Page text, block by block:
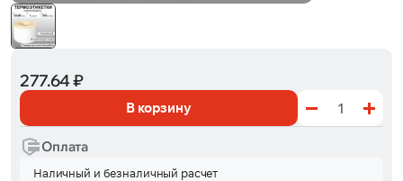
277.64 ₽
В корзину
Оплата
Наличный и безналичный расчет